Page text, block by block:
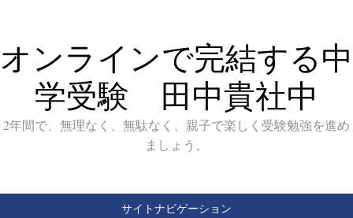
オンラインで完結する中
学受験 田中貴社中
2年間で、無理なく、無駄なく、親子で楽しく受験勉強を進め
ましょう。
サイトナビゲーション